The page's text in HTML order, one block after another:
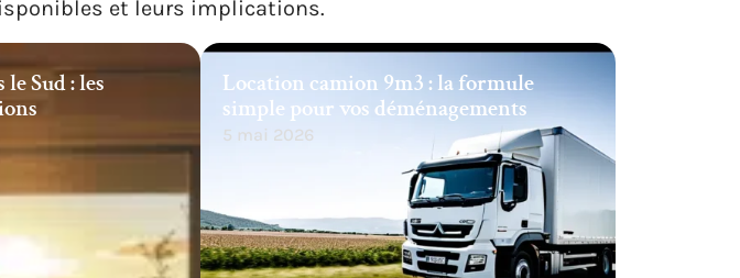
et leurs implications.
Sud : les
Location camion 9m3 : la formule
simple pour vos déménagements
5 mai 2026